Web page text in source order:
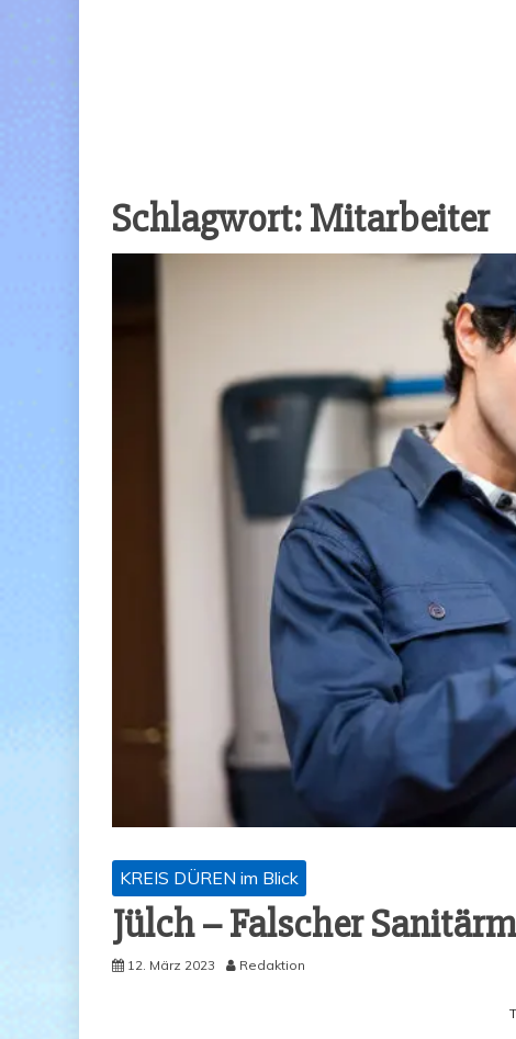
Schlagwort:Mitarbeiter
KREIS DÜREN im Blick
Jülch – Fal­scher
12. März 2023 Redaktion